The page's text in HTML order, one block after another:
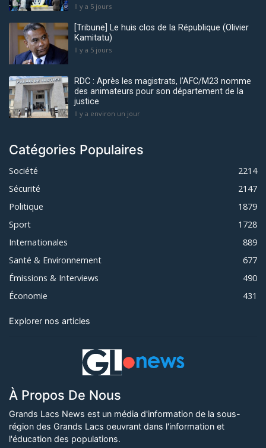
Il y a 5 jours
[Tribune] Le huis clos de la République (Olivier
Kamitatu)
Il y a 5 jours
RDC : Après les magistrats, l’AFC/M23 nomme
des animateurs pour son département de la
justice
Il y a environ un jour
Catégories Populaires
Société
2214
Sécurité
2147
Politique
1879
Sport
1728
Internationales
889
Santé & Environnement
677
Émissions & Interviews
490
Économie
431
Explorer nos articles
À Propos De Nous
Grands Lacs News est un média d'information de la sous-
région des Grands Lacs oeuvrant dans l'information et
l'éducation des populations.